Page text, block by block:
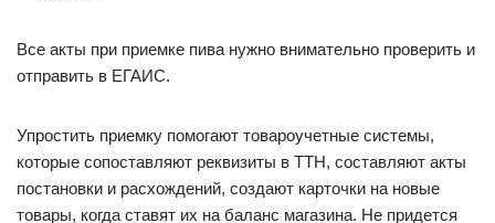
Все акты при приемке пива нужно внимательно проверить и
отправить в ЕГАИС.
Упростить приемку помогают товароучетные системы,
которые сопоставляют реквизиты в ТТН, составляют акты
постановки и расхождений, создают карточки на новые
товары, когда ставят их на баланс магазина. Не придется